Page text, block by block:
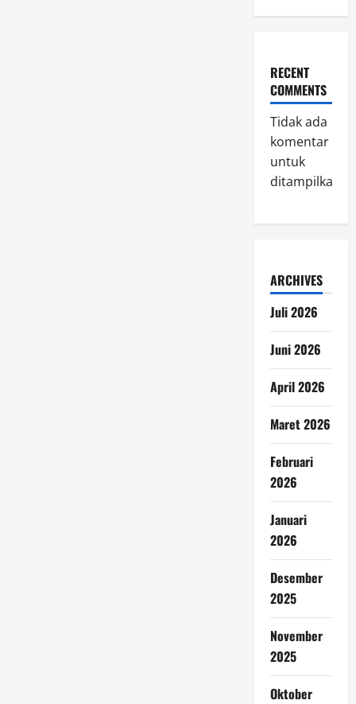
RECENT
COMMENTS
Tidak ada
komentar
untuk
ditampilkan.
ARCHIVES
Juli 2026
Juni 2026
April 2026
Maret 2026
Februari
2026
Januari
2026
Desember
2025
November
2025
Oktober